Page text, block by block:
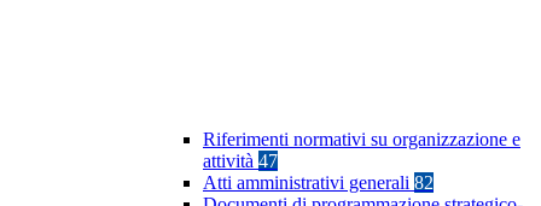
Riferimenti normativi su organizzazione e
attività 47
Atti amministrativi generali 82